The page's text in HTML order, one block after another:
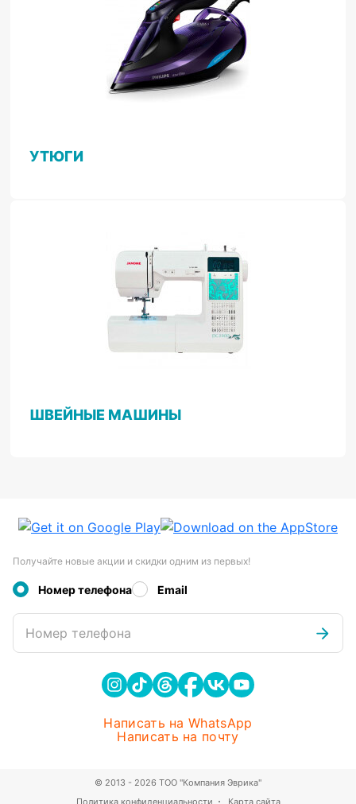
УТЮГИ
ШВЕЙНЫЕ МАШИНЫ
Получайте новые акции и скидки одним из первых!
Номер телефона Email
Номер телефона
Написать на WhatsApp
Написать на почту
© 2013 - 2026 ТОО "Компания Эврика"